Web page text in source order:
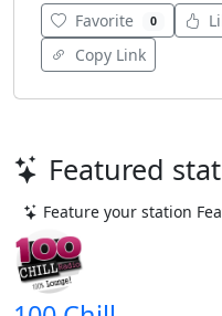
Favorite 0
Copy Link
Featured
Feature your station